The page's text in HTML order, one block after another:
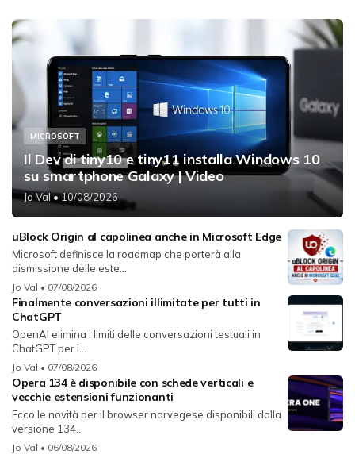
MICROSOFT
Il Dev di tiny10 e tiny11 installa Windows 10
su smartphone Galaxy | Video
Jo Val• 10/08/2026
uBlock Origin al capolinea anche in Microsoft Edge
Microsoft definisce la roadmap che porterà alla
dismissione delle este...
Jo Val • 07/08/2026
Finalmente conversazioni illimitate per tutti in
ChatGPT
OpenAI elimina i limiti delle conversazioni testuali in
ChatGPT per i...
Jo Val • 07/08/2026
Opera 134 è disponibile con schede verticali e
vecchie estensioni funzionanti
Ecco le novità per il browser norvegese disponibili dalla
versione 134...
Jo Val • 06/08/2026